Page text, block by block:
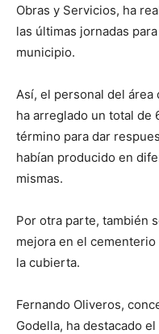
Obras y Servicios, ha
las últimas jornadas
municipio.
Así, el personal del
ha arreglado un total de
término para dar
habían producido en
mismas.
Por otra parte, también
mejora en el
la cubierta.
Fernando Oliveros,
Godella, ha destacado